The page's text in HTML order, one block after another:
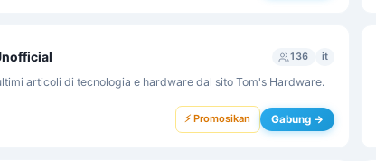
136 it
articoli di tecnologia e hardware dal sito Tom's Hardware.
⚡ Promosikan Gabung →